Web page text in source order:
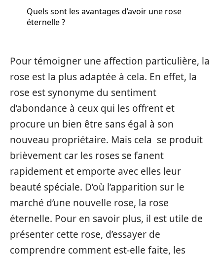
Quels sont les avantages d’avoir une rose
éternelle ?
Pour témoigner une affection particulière, la
rose est la plus adaptée à cela. En effet, la
rose est synonyme du sentiment
d’abondance à ceux qui les offrent et
procure un bien être sans égal à son
nouveau propriétaire. Mais cela se produit
brièvement car les roses se fanent
rapidement et emporte avec elles leur
beauté spéciale. D’où l’apparition sur le
marché d’une nouvelle rose, la rose
éternelle. Pour en savoir plus, il est utile de
présenter cette rose, d’essayer de
comprendre comment est-elle faite, les